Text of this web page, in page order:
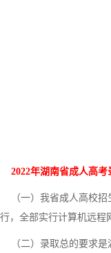
2022年湖南省成人高考
（一）我省成人高校招
行，全部实行计算机远程
（二）录取总的要求是